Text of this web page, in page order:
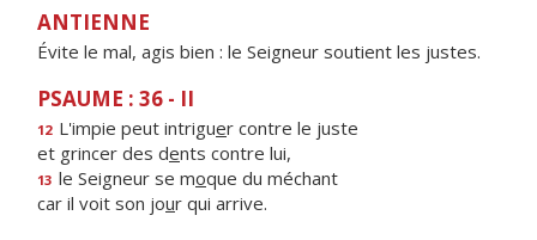
ANTIENNE
Évite le mal, agis bien : le Seigneur soutient les justes.
PSAUME : 36 - II
12 L'impie peut intriguer contre le juste
et grincer des dents contre lui,
13 le Seigneur se moque du méchant
car il voit son jour qui arrive.